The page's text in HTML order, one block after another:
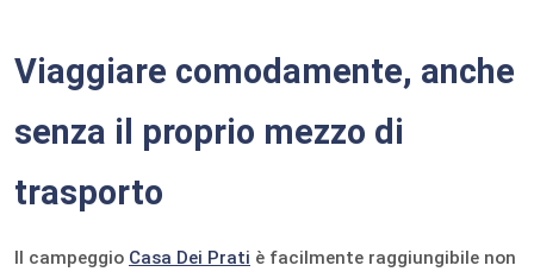
Viaggiare comodamente, anche
senza il proprio mezzo di
trasporto
Il campeggio Casa Dei Prati è facilmente raggiungibile non